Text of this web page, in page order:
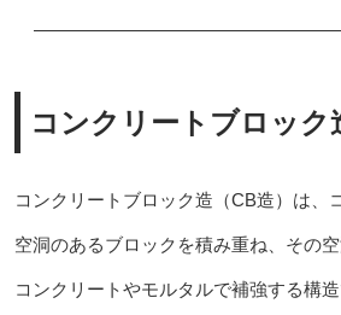
コンクリートブロック
コンクリートブロック造（CB造）は、
空洞のあるブロックを積み重ね、その
コンクリートやモルタルで補強する構造